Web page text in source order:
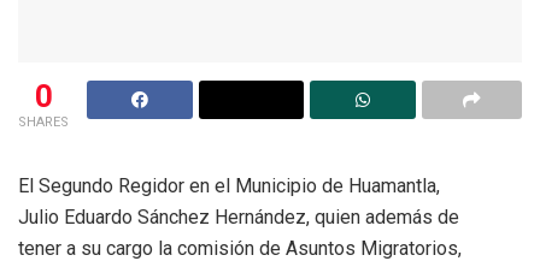
0
SHARES
El Segundo Regidor en el Municipio de Huamantla,
Julio Eduardo Sánchez Hernández, quien además de
tener a su cargo la comisión de Asuntos Migratorios,